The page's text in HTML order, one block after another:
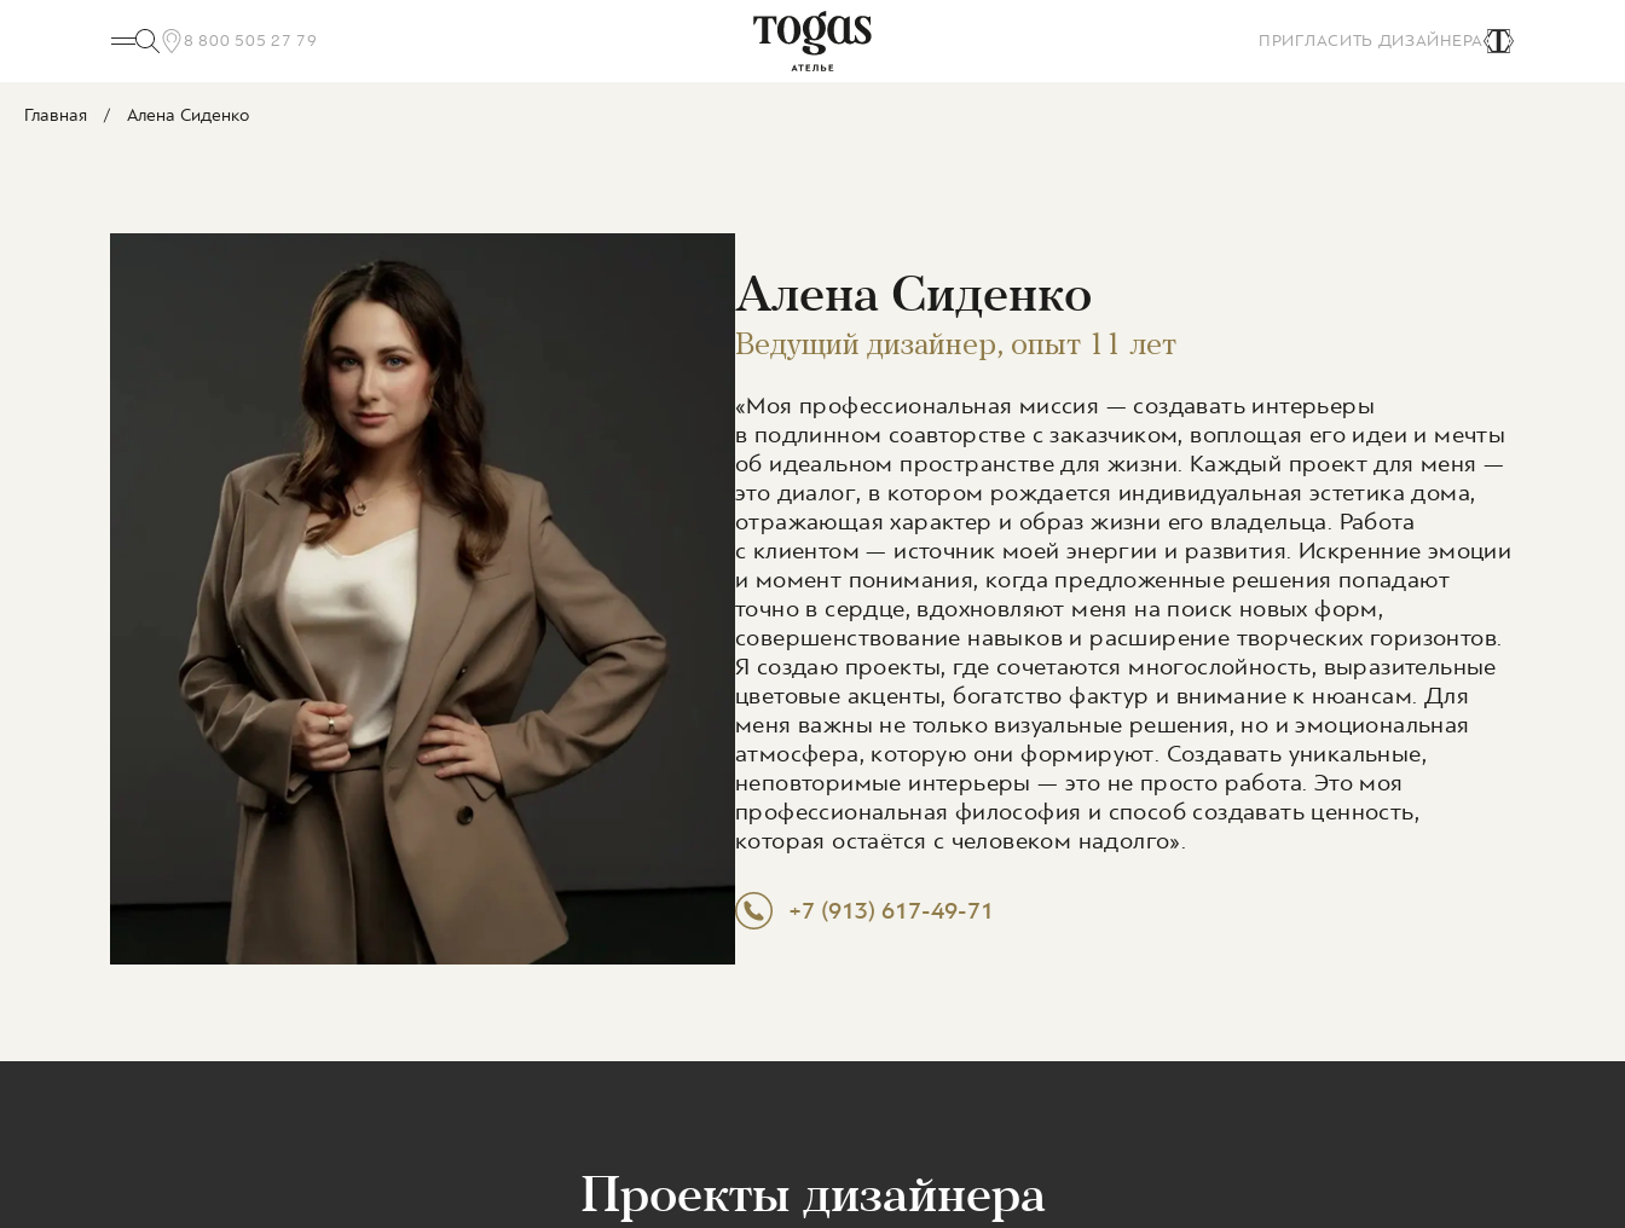
8 800 505 27 79 ПРИГЛАСИТЬ ДИЗАЙНЕРА
Главная Алена Сиденко
Алена Сиденко
Ведущий дизайнер, опыт 11 лет
«Моя профессиональная миссия — создавать интерьеры
в подлинном соавторстве с заказчиком, воплощая его идеи и мечты
об идеальном пространстве для жизни. Каждый проект для меня —
это диалог, в котором рождается индивидуальная эстетика дома,
отражающая характер и образ жизни его владельца. Работа
с клиентом — источник моей энергии и развития. Искренние эмоции
и момент понимания, когда предложенные решения попадают
точно в сердце, вдохновляют меня на поиск новых форм,
совершенствование навыков и расширение творческих горизонтов.
Я создаю проекты, где сочетаются многослойность, выразительные
цветовые акценты, богатство фактур и внимание к нюансам. Для
меня важны не только визуальные решения, но и эмоциональная
атмосфера, которую они формируют. Создавать уникальные,
неповторимые интерьеры — это не просто работа. Это моя
профессиональная философия и способ создавать ценность,
которая остаётся с человеком надолго».
+7 (913) 617-49-71
Проекты дизайнера